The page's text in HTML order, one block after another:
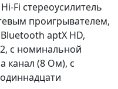
Fi стереоусилитель
проигрывателем,
aptX HD,
2, с номинальной
канал (8 Ом), с